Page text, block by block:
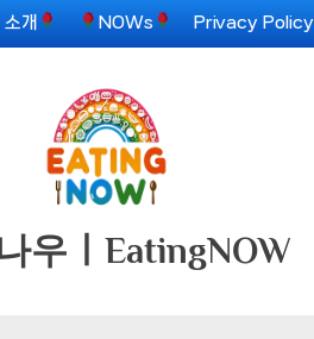
개 NOWs Privacy Policy
우ㅣEatingNOW